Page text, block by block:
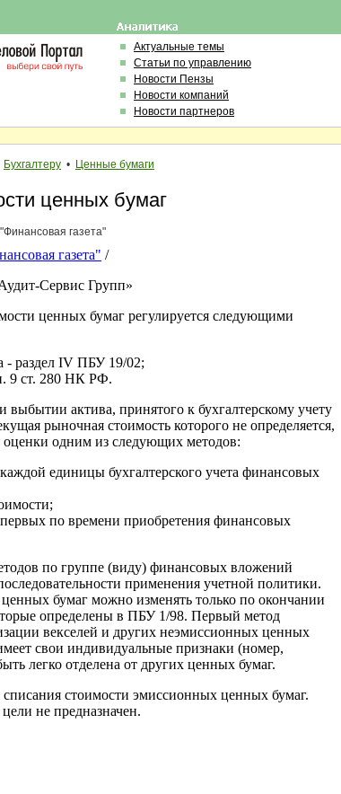
Актуальные темы
Статьи по управлению
Новости Пензы
Новости компаний
Новости партнеров
Бухгалтеру • Ценные бумаги
ценных бумаг
газета"
газета" /
Сервис Групп»
ценных бумаг регулируется следующими
- раздел IV ПБУ 19/02;
9 ст. 280 НК РФ.
актива, принятого к бухгалтерскому учету
рыночная стоимость которого не определяется,
оценки одним из следующих методов:
единицы бухгалтерского учета финансовых
по времени приобретения финансовых
по группе (виду) финансовых вложений
применения учетной политики.
бумаг можно изменять только по окончании
определены в ПБУ 1/98. Первый метод
векселей и других неэмиссионных ценных
свои индивидуальные признаки (номер,
легко отделена от других ценных бумаг.
стоимости эмиссионных ценных бумаг.
не предназначен.